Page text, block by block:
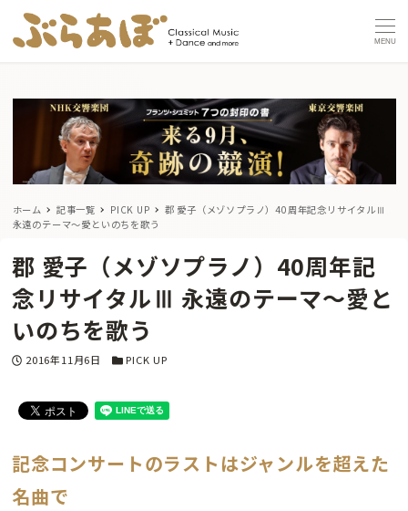
MENU
ホーム 記事一覧 PICK UP
郡 愛子（メゾソプラノ）40周年記念リサイタルⅢ
永遠のテーマ〜愛といのちを歌う
郡 愛子（メゾソプラノ）40周年記
念リサイタルⅢ 永遠のテーマ〜愛と
いのちを歌う
投稿日
2016年11月6日 カテゴリー
PICK UP
記念コンサートのラストはジャンルを超えた
名曲で